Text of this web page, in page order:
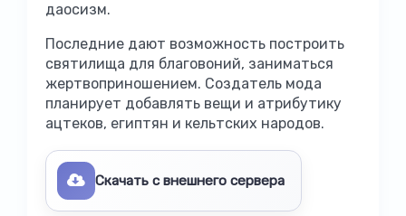
даосизм.
Последние дают возможность построить
святилища для благовоний, заниматься
жертвоприношением. Создатель мода
планирует добавлять вещи и атрибутику
ацтеков, египтян и кельтских народов.
Скачать с внешнего сервера